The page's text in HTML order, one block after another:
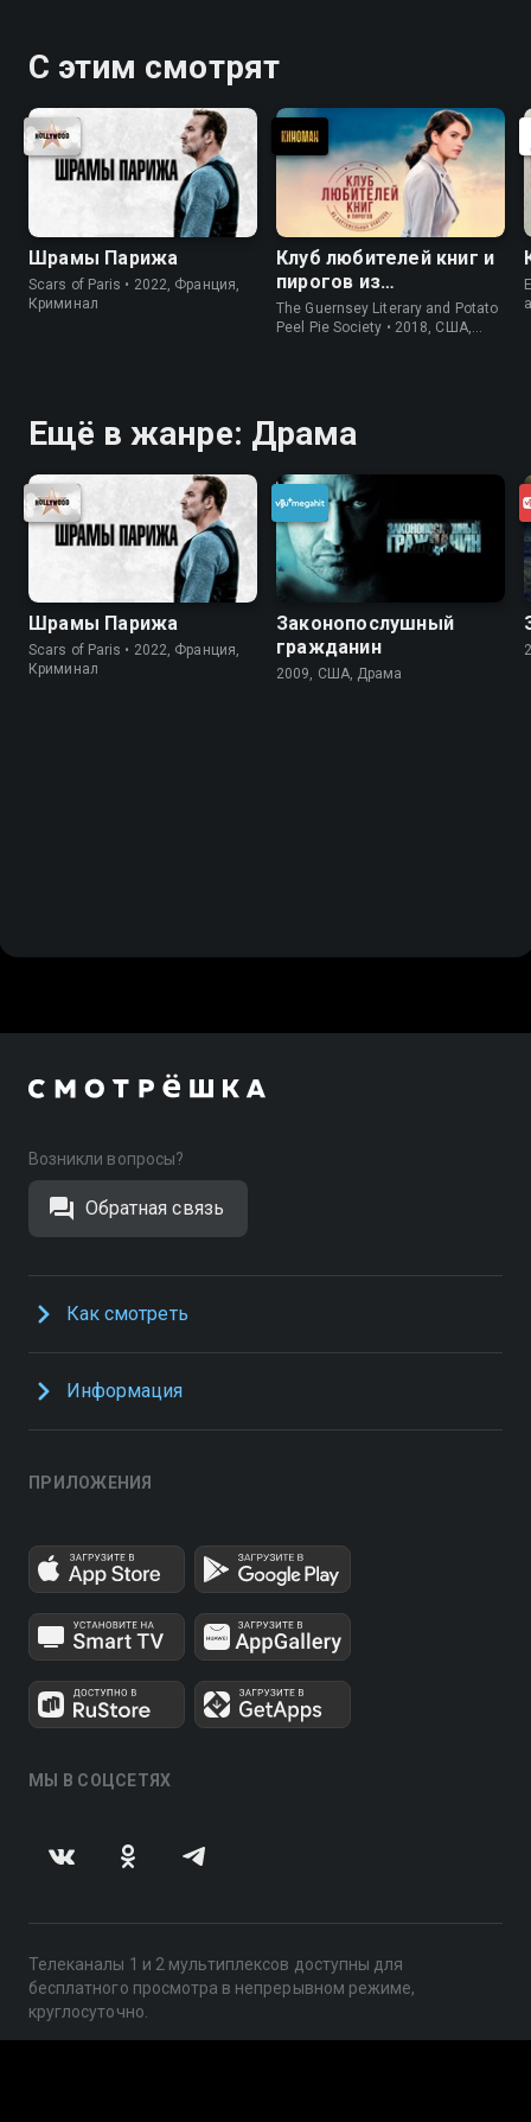
С этим смотрят
Шрамы Парижа
Scars of Paris • 2022, Франция,
Криминал
Клуб любителей книг и
пирогов из
картофельных
очистков
The Guernsey Literary and Potato
Peel Pie Society • 2018, США,
Ещё в жанре: Драма
Шрамы Парижа
Scars of Paris • 2022, Франция,
Криминал
Законопослушный
гражданин
2009, США, Драма
Возникли вопросы?
Обратная связь
Как смотреть
Информация
ПРИЛОЖЕНИЯ
МЫ В СОЦСЕТЯХ
Телеканалы 1 и 2 мультиплексов доступны для
бесплатного просмотра в непрерывном режиме,
круглосуточно.